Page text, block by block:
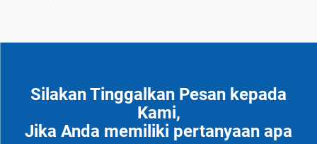
Silakan Tinggalkan Pesan kepada
Kami,
Jika Anda memiliki pertanyaan apa